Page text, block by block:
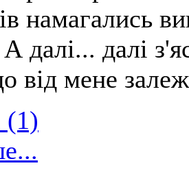
намагались
далі... далі
від мене
(1)